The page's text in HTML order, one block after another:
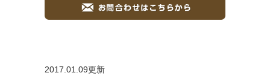
2017.01.09更新